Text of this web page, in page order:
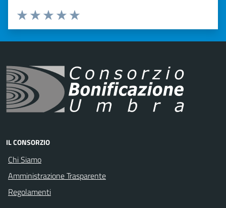
Valuta 5 stelle su 5
Valuta 4 stelle su 5
Valuta 3 stelle su 5
Valuta 2 stelle su 5
Valuta 1 stelle su 5
IL CONSORZIO
Chi Siamo
Amministrazione Trasparente
Regolamenti